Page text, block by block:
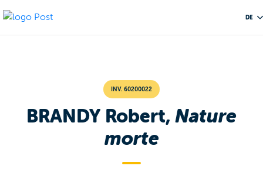
DE
INV. 60200022
BRANDY Robert, Nature
morte